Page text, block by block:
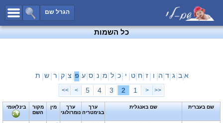
הגרל שם
כל השמות
שמות לבנים
שמות משותפים
שמות נדירים
קטגוריות
כל השמות
א ב ג ד ה ו ז ח ט י כ ל מ נ ס ע פ צ ק ר ש ת
<<
<
1
2
3
4
5
>
>>
שם בעברית שם באנגלית
ערך
בגימטריה
ערך
נומרולוגי
מין
מקור
השם
בינלאומי